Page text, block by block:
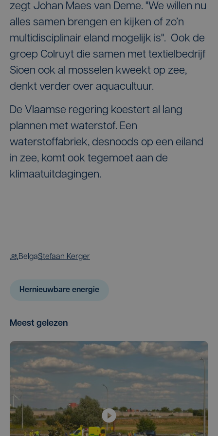
zegt Johan Maes van Deme. "We willen nu
alles samen brengen en kijken of zo’n
multidisciplinair eland mogelijk is". Ook de
groep Colruyt die samen met textielbedrijf
Sioen ook al mosselen kweekt op zee,
denkt verder over aquacultuur.
De Vlaamse regering koestert al lang
plannen met waterstof. Een
waterstoffabriek, desnoods op een eiland
in zee, komt ook tegemoet aan de
klimaatuitdagingen.
BelgaStefaan Kerger
Hernieuwbare energie
Meest gelezen